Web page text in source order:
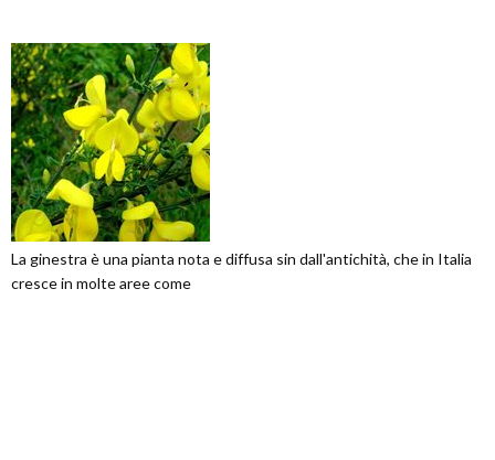
La ginestra è una pianta nota e diffusa sin dall'antichità, che in Italia
cresce in molte aree come